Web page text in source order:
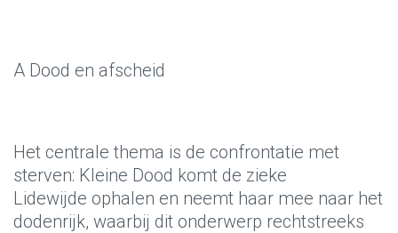
A Dood en afscheid
Het centrale thema is de confrontatie met
sterven: Kleine Dood komt de zieke
Lidewijde ophalen en neemt haar mee naar het
dodenrijk, waarbij dit onderwerp rechtstreeks